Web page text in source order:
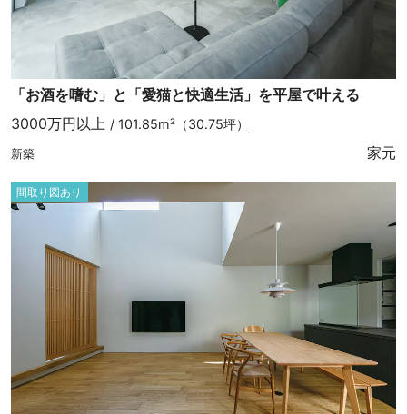
「お酒を嗜む」と「愛猫と快適生活」を平屋で叶える
3000万円以上 / 101.85m²（30.75坪）
新築 家元
間取り図あり